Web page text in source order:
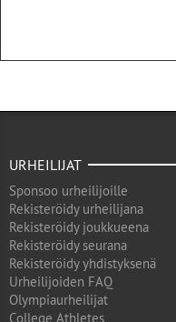
URHEILIJAT
Sponsoo urheilijoille
Rekisteröidy urheilijana
Rekisteröidy joukkueena
Rekisteröidy seurana
Rekisteröidy yhdistyksenä
Urheilijoiden FAQ
Olympiaurheilijat
College Athletes